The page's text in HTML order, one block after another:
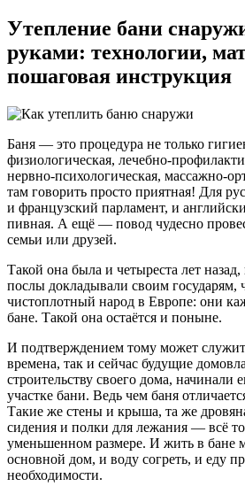
Утепление бани
руками: технологии,
пошаговая инструкция
Баня — это процедура не только
физиологическая,
нервно‑психологическая,
там говорить просто приятная! Для
и французский парламент, и
пивная. А ещё — повод чудесно
семьи или друзей.
Такой она была и четыреста лет назад,
послы докладывали своим
чистоплотный народ в Европе: они
бане. Такой она остаётся и поныне.
И подтверждением тому может
времена, так и сейчас будущие
строительству своего дома, начинали
участке бани. Ведь чем баня
Такие же стены и крыша, та же
сидения и полки для лежания — всё
уменьшенном размере. И жить в бане
основной дом, и воду согреть, и еду
необходимости.